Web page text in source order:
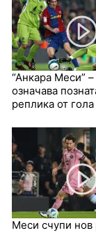
“Анкара Меси” –
означава
реплика от
Меси счупи нов